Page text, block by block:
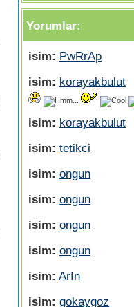
Yorumlar:
isim: PwRrAp
isim: korayakbulut
isim: korayakbulut
isim: tetikci
isim: ongun
isim: ongun
isim: ongun
isim: ongun
isim: ArIn
isim: gokaygoz